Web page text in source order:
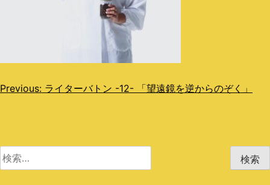
投
ビ
Previous: ライターバトン -12- 「望遠鏡を逆からのぞく」
検